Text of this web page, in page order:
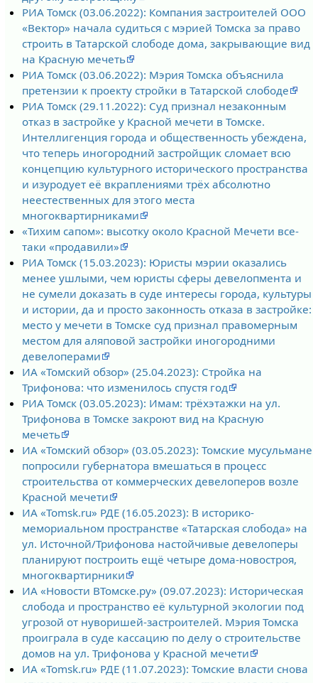
РИА Томск (03.06.2022): Компания застроителей ООО
«Вектор» начала судиться с мэрией Томска за право
строить в Татарской слободе дома, закрывающие вид
на Красную мечеть
РИА Томск (03.06.2022): Мэрия Томска объяснила
претензии к проекту стройки в Татарской слободе
РИА Томск (29.11.2022): Суд признал незаконным
отказ в застройке у Красной мечети в Томске.
Интеллигенция города и общественность убеждена,
что теперь иногородний застройщик сломает всю
концепцию культурного исторического пространства
и изуродует её вкраплениями трёх абсолютно
неестественных для этого места
многоквартирниками
«Тихим сапом»: высотку около Красной Мечети все-
таки «продавили»
РИА Томск (15.03.2023): Юристы мэрии оказались
менее ушлыми, чем юристы сферы девелопмента и
не сумели доказать в суде интересы города, культуры
и истории, да и просто законность отказа в застройке:
место у мечети в Томске суд признал правомерным
местом для аляповой застройки иногородними
девелоперами
ИА «Томский обзор» (25.04.2023): Стройка на
Трифонова: что изменилось спустя год
РИА Томск (03.05.2023): Имам: трёхэтажки на ул.
Трифонова в Томске закроют вид на Красную
мечеть
ИА «Томский обзор» (03.05.2023): Томские мусульмане
попросили губернатора вмешаться в процесс
строительства от коммерческих девелоперов возле
Красной мечети
ИА «Tomsk.ru» РДЕ (16.05.2023): В историко-
мемориальном пространстве «Татарская слобода» на
ул. Источной/Трифонова настойчивые девелоперы
планируют построить ещё четыре дома-новостроя,
многоквартирники
ИА «Новости ВТомске.ру» (09.07.2023): Историческая
слобода и пространство её культурной экологии под
угрозой от нуворишей-застроителей. Мэрия Томска
проиграла в суде кассацию по делу о строительстве
домов на ул. Трифонова у Красной мечети
ИА «Tomsk.ru» РДЕ (11.07.2023): Томские власти снова